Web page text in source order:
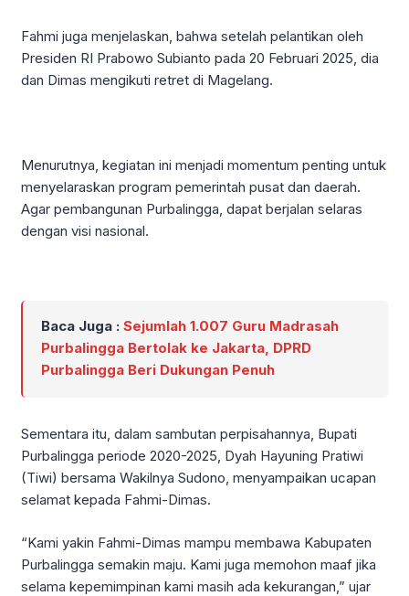
Fahmi juga menjelaskan, bahwa setelah pelantikan oleh
Presiden RI Prabowo Subianto pada 20 Februari 2025, dia
dan Dimas mengikuti retret di Magelang.
Menurutnya, kegiatan ini menjadi momentum penting untuk
menyelaraskan program pemerintah pusat dan daerah.
Agar pembangunan Purbalingga, dapat berjalan selaras
dengan visi nasional.
Baca Juga : Sejumlah 1.007 Guru Madrasah
Purbalingga Bertolak ke Jakarta, DPRD
Purbalingga Beri Dukungan Penuh
Sementara itu, dalam sambutan perpisahannya, Bupati
Purbalingga periode 2020-2025, Dyah Hayuning Pratiwi
(Tiwi) bersama Wakilnya Sudono, menyampaikan ucapan
selamat kepada Fahmi-Dimas.
“Kami yakin Fahmi-Dimas mampu membawa Kabupaten
Purbalingga semakin maju. Kami juga memohon maaf jika
selama kepemimpinan kami masih ada kekurangan,” ujar